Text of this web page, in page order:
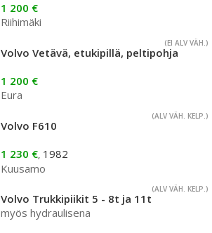
1 200 €
Riihimäki
(EI ALV VÄH.)
Volvo Vetävä, etukipillä, peltipohja
1 200 €
Eura
(ALV VÄH. KELP.)
Volvo F610
1 230 €, 1982
Kuusamo
(ALV VÄH. KELP.)
Volvo Trukkipiikit 5 - 8t ja 11t
myös hydraulisena